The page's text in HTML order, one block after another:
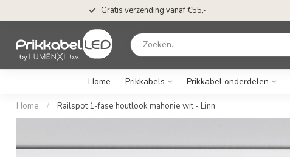
Gratis verzending vanaf €55,-
Home Prikkabels Prikkabel onderdelen
Home / Railspot 1-fase houtlook mahonie wit - Linn